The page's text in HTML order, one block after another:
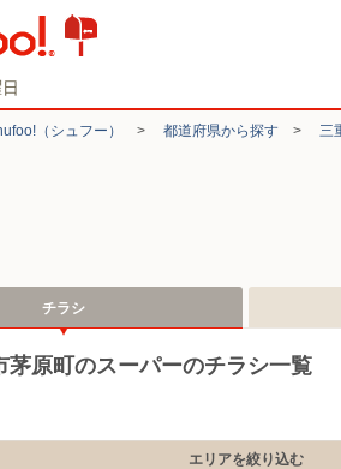
（シュフー） > 都道府県から探す > 三
チラシ
茅原町のスーパーのチラシ一覧
エリアを絞り込む